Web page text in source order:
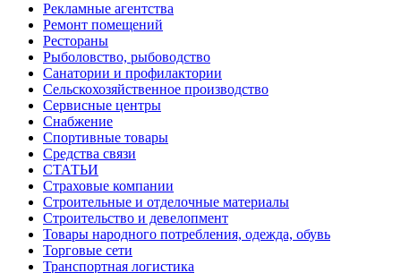
Рекламные агентства
Ремонт помещений
Рестораны
Рыболовство, рыбоводство
Санатории и профилактории
Сельскохозяйственное производство
Сервисные центры
Снабжение
Спортивные товары
Средства связи
СТАТЬИ
Страховые компании
Строительные и отделочные материалы
Строительство и девелопмент
Товары народного потребления, одежда, обувь
Торговые сети
Транспортная логистика